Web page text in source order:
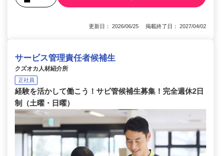
更新日： 2026/06/25 掲載終了日： 2027/04/02
サービス管理責任者候補生
クズオカ人材紹介所
正社員
経験を活かして働こう！サビ管候補生募集！完全週休2日
制（土曜・日曜）